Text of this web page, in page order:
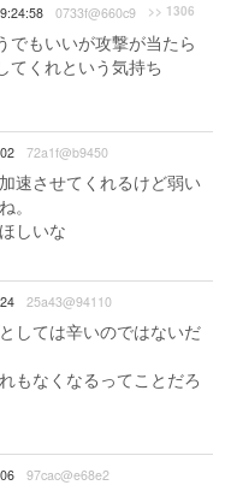
0733f@660c9 >> 1306
でもいいが攻撃が当たら
てくれという気持ち
72a1f@b9450
速させてくれるけど弱い
。
しいな
25a43@94110
しては辛いのではないだ
もなくなるってことだろ
97cac@e68e2